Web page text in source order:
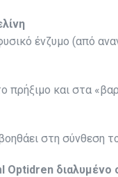
ένζυμο (από
πρήξιμο και στα
στη σύνθεση
διαλυμένο